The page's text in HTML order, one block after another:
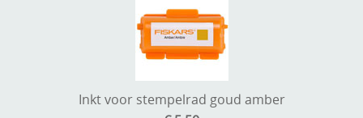
Inkt voor stempelrad goud amber